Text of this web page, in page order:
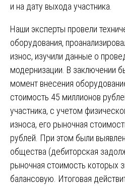
и на дату выхода участника.
Наши эксперты провели
оборудования,
износ, изучили данные о
модернизации. В заключении
момент внесения
стоимость 45 миллионов
участника, с учетом
износа, его рыночная
рублей. При этом были
общества (дебиторская
рыночная стоимость которых
балансовую. Итоговая